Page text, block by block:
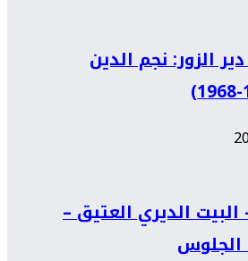
الزور: نجم الدين
البيت الديري العتيق –
الجلوس